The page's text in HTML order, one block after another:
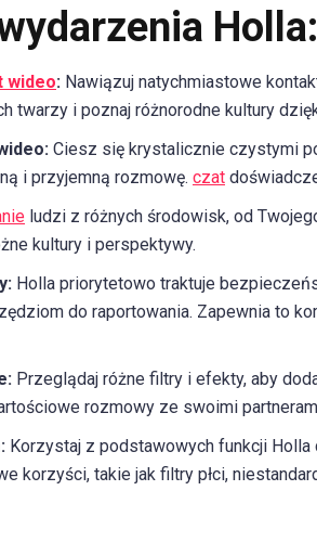
Holla:
wideo: Nawiązuj natychmiastowe
twarzy i poznaj różnorodne kultury
Ciesz się krystalicznie czystymi
i przyjemną rozmowę. czat
ludzi z różnych środowisk, od
kultury i perspektywy.
Holla priorytetowo traktuje
do raportowania. Zapewnia to
Przeglądaj różne filtry i efekty, aby
rozmowy ze swoimi
Korzystaj z podstawowych funkcji Holla
korzyści, takie jak filtry płci,